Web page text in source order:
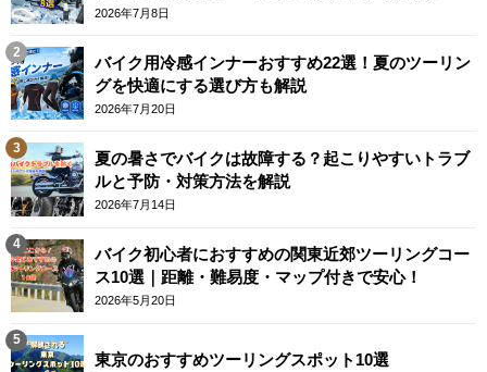
テム
2026年7月8日
バイク用冷感インナーおすすめ22選！夏のツーリン
グを快適にする選び方も解説
2026年7月20日
夏の暑さでバイクは故障する？起こりやすいトラブ
ルと予防・対策方法を解説
2026年7月14日
バイク初心者におすすめの関東近郊ツーリングコー
ス10選｜距離・難易度・マップ付きで安心！
2026年5月20日
東京のおすすめツーリングスポット10選